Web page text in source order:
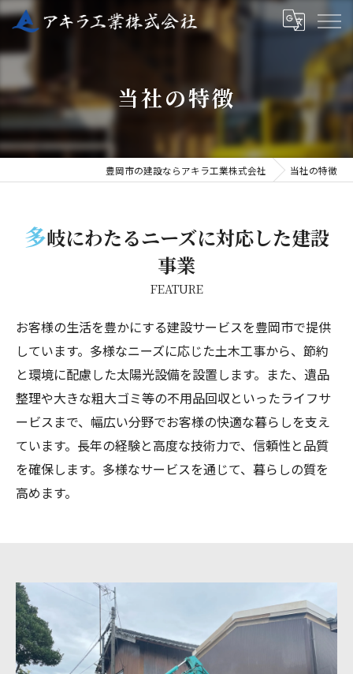
当社の特徴
豊岡市の建設ならアキラ工業株式会社 当社の特徴
多岐にわたるニーズに対応した建設
事業
FEATURE
お客様の生活を豊かにする建設サービスを豊岡市で提供
しています。多様なニーズに応じた土木工事から、節約
と環境に配慮した太陽光設備を設置します。また、遺品
整理や大きな粗大ゴミ等の不用品回収といったライフサ
ービスまで、幅広い分野でお客様の快適な暮らしを支え
ています。長年の経験と高度な技術力で、信頼性と品質
を確保します。多様なサービスを通じて、暮らしの質を
高めます。